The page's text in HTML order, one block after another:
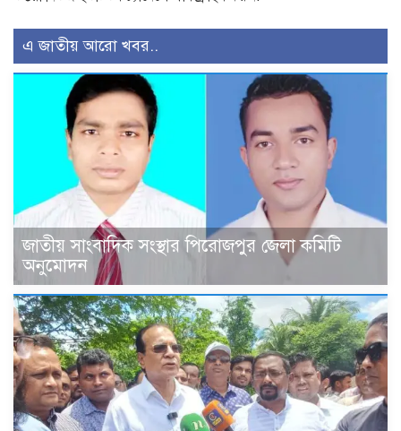
এ জাতীয় আরো খবর..
জাতীয় সাংবাদিক সংস্থার পিরোজপুর জেলা কমিটি
অনুমোদন